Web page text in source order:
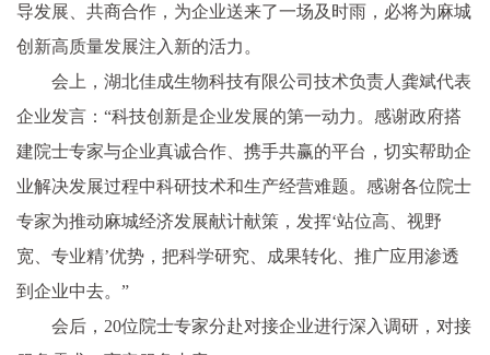
导发展、共商合作，为企业送来了一场及时雨，必将为麻城
创新高质量发展注入新的活力。
会上，湖北佳成生物科技有限公司技术负责人龚斌代表
企业发言：“科技创新是企业发展的第一动力。感谢政府搭
建院士专家与企业真诚合作、携手共赢的平台，切实帮助企
业解决发展过程中科研技术和生产经营难题。感谢各位院士
专家为推动麻城经济发展献计献策，发挥‘站位高、视野
宽、专业精’优势，把科学研究、成果转化、推广应用渗透
到企业中去。”
会后，20位院士专家分赴对接企业进行深入调研，对接